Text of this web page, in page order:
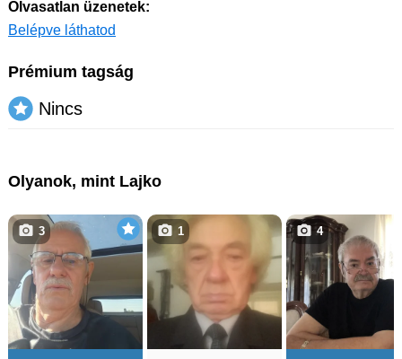
Olvasatlan üzenetek:
Belépve láthatod
Prémium tagság
Nincs
Olyanok, mint Lajko
3 1 4